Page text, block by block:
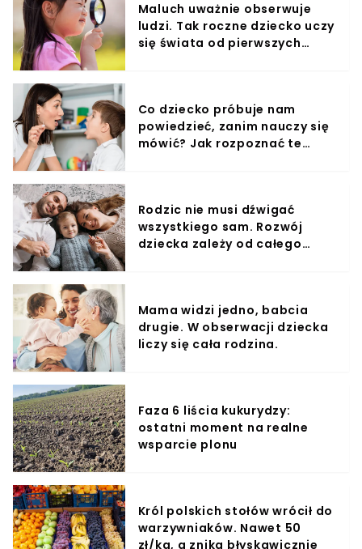
Maluch uważnie obserwuje
ludzi. Tak roczne dziecko uczy
się świata od pierwszych
Co dziecko próbuje nam
powiedzieć, zanim nauczy się
mówić? Jak rozpoznać te
Rodzic nie musi dźwigać
wszystkiego sam. Rozwój
dziecka zależy od całego
Mama widzi jedno, babcia
drugie. W obserwacji dziecka
liczy się cała rodzina.
Faza 6 liścia kukurydzy:
ostatni moment na realne
wsparcie plonu
Król polskich stołów wrócił do
warzywniaków. Nawet 50
zł/kg, a znika błyskawicznie